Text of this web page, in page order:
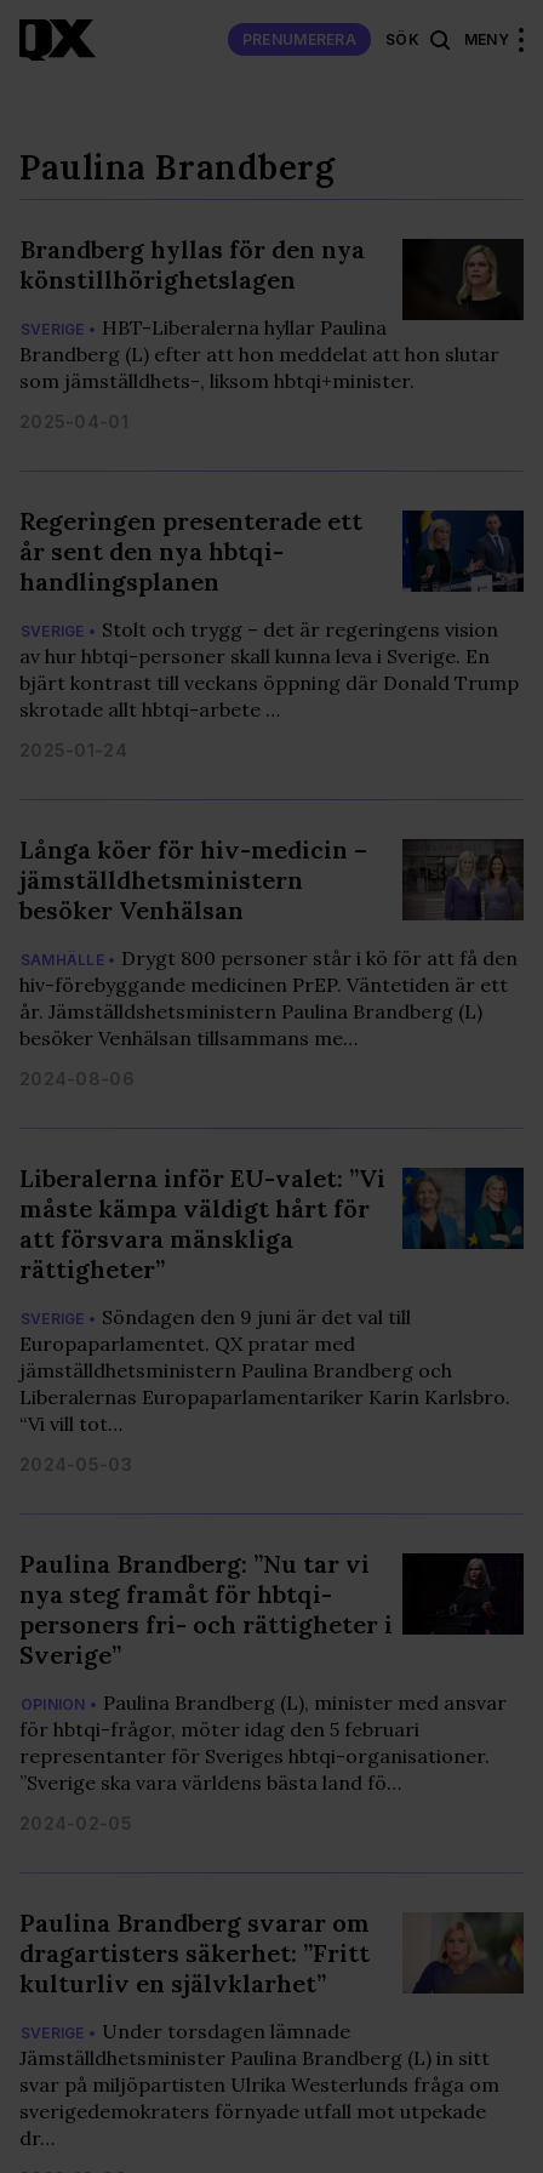
PRENUMERERA SÖK MENY
Paulina Brandberg
Brandberg hyllas för den nya
könstillhörighetslagen
SVERIGE • HBT-Liberalerna hyllar Paulina
Brandberg (L) efter att hon meddelat att hon slutar
som jämställdhets-, liksom hbtqi+minister.
2025-04-01
Regeringen presenterade ett
år sent den nya hbtqi-
handlingsplanen
SVERIGE • Stolt och trygg – det är regeringens vision
av hur hbtqi-personer skall kunna leva i Sverige. En
bjärt kontrast till veckans öppning där Donald Trump
skrotade allt hbtqi-arbete …
2025-01-24
Långa köer för hiv-medicin –
jämställdhetsministern
besöker Venhälsan
SAMHÄLLE • Drygt 800 personer står i kö för att få den
hiv-förebyggande medicinen PrEP. Väntetiden är ett
år. Jämställdshetsministern Paulina Brandberg (L)
besöker Venhälsan tillsammans me…
2024-08-06
Liberalerna inför EU-valet: ”Vi
måste kämpa väldigt hårt för
att försvara mänskliga
rättigheter”
SVERIGE • Söndagen den 9 juni är det val till
Europaparlamentet. QX pratar med
jämställdhetsministern Paulina Brandberg och
Liberalernas Europaparlamentariker Karin Karlsbro.
“Vi vill tot…
2024-05-03
Paulina Brandberg: ”Nu tar vi
nya steg framåt för hbtqi-
personers fri- och rättigheter i
Sverige”
OPINION • Paulina Brandberg (L), minister med ansvar
för hbtqi-frågor, möter idag den 5 februari
representanter för Sveriges hbtqi-organisationer.
”Sverige ska vara världens bästa land fö…
2024-02-05
Paulina Brandberg svarar om
dragartisters säkerhet: ”Fritt
kulturliv en självklarhet”
SVERIGE • Under torsdagen lämnade
Jämställdhetsminister Paulina Brandberg (L) in sitt
svar på miljöpartisten Ulrika Westerlunds fråga om
sverigedemokraters förnyade utfall mot utpekade
dr…